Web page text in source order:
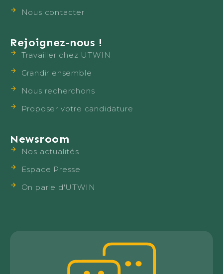
Nous contacter
Rejoignez-nous !
Travailler chez UTWIN
Grandir ensemble
Nous recherchons
Proposer votre candidature
Newsroom
Nos actualités
Espace Presse
On parle d'UTWIN